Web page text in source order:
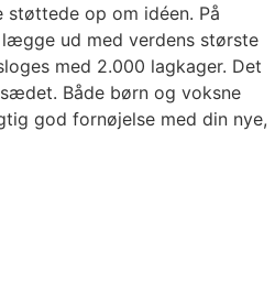
op om idéen. På
ud med verdens største
med 2.000 lagkager. Det
Både børn og voksne
god fornøjelse med din nye,